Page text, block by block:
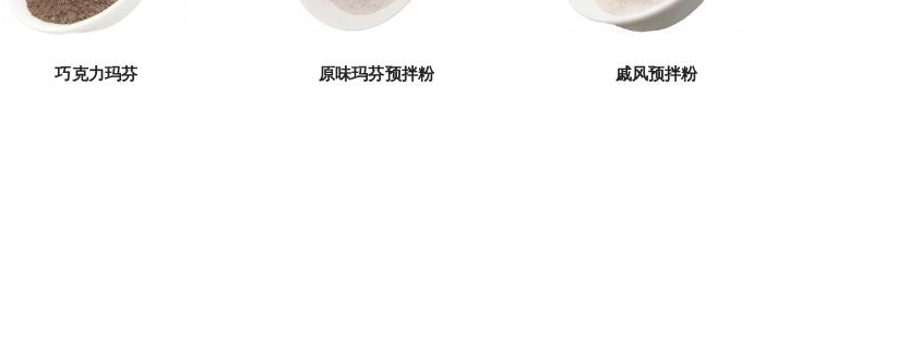
巧克力玛芬 原味玛芬预拌粉 戚风预拌粉